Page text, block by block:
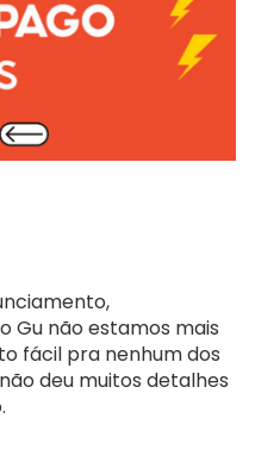
Gu não estamos mais
fácil pra nenhum dos
deu muitos detalhes